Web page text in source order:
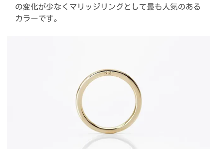
の変化が少なくマリッジリングとして最も人気のある
カラーです。